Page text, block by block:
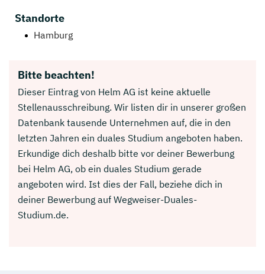
Standorte
Hamburg
Bitte beachten!
Dieser Eintrag von Helm AG ist keine aktuelle
Stellenausschreibung. Wir listen dir in unserer großen
Datenbank tausende Unternehmen auf, die in den
letzten Jahren ein duales Studium angeboten haben.
Erkundige dich deshalb bitte vor deiner Bewerbung
bei Helm AG, ob ein duales Studium gerade
angeboten wird. Ist dies der Fall, beziehe dich in
deiner Bewerbung auf Wegweiser-Duales-
Studium.de.